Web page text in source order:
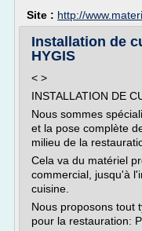
Site : http://
Installation de
HYGIS
< >
INSTALLATION DE
Nous sommes
et la pose complète
milieu de la
Cela va du matériel
commercial, jusqu'à
cuisine.
Nous proposons tout
pour la restauration: